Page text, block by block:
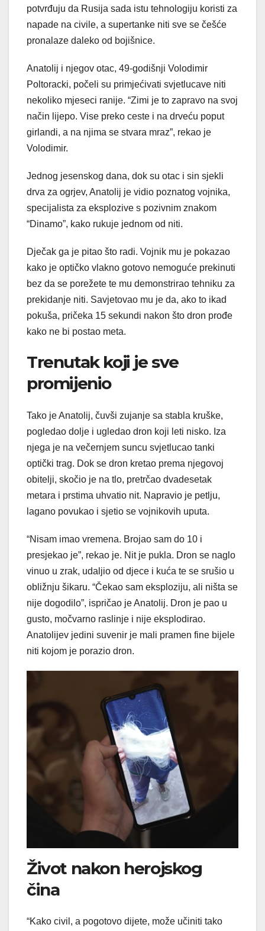
potvrđuju da Rusija sada istu tehnologiju koristi za
napade na civile, a supertanke niti sve se češće
pronalaze daleko od bojišnice.
Anatolij i njegov otac, 49-godišnji Volodimir
Poltoracki, počeli su primjećivati svjetlucave niti
nekoliko mjeseci ranije. “Zimi je to zapravo na svoj
način lijepo. Vise preko ceste i na drveću poput
girlandi, a na njima se stvara mraz”, rekao je
Volodimir.
Jednog jesenskog dana, dok su otac i sin sjekli
drva za ogrjev, Anatolij je vidio poznatog vojnika,
specijalista za eksplozive s pozivnim znakom
“Dinamo”, kako rukuje jednom od niti.
Dječak ga je pitao što radi. Vojnik mu je pokazao
kako je optičko vlakno gotovo nemoguće prekinuti
bez da se porežete te mu demonstrirao tehniku za
prekidanje niti. Savjetovao mu je da, ako to ikad
pokuša, pričeka 15 sekundi nakon što dron prođe
kako ne bi postao meta.
Trenutak koji je sve
promijenio
Tako je Anatolij, čuvši zujanje sa stabla kruške,
pogledao dolje i ugledao dron koji leti nisko. Iza
njega je na večernjem suncu svjetlucao tanki
optički trag. Dok se dron kretao prema njegovoj
obitelji, skočio je na tlo, pretrčao dvadesetak
metara i prstima uhvatio nit. Napravio je petlju,
lagano povukao i sjetio se vojnikovih uputa.
“Nisam imao vremena. Brojao sam do 10 i
presjekao je”, rekao je. Nit je pukla. Dron se naglo
vinuo u zrak, udaljio od djece i kuća te se srušio u
obližnju šikaru. “Čekao sam eksploziju, ali ništa se
nije dogodilo”, ispričao je Anatolij. Dron je pao u
gusto, močvarno raslinje i nije eksplodirao.
Anatolijev jedini suvenir je mali pramen fine bijele
niti kojom je porazio dron.
Život nakon herojskog
čina
“Kako civil, a pogotovo dijete, može učiniti tako